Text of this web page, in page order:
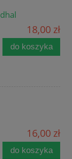
18,00 zł
do koszyka
16,00 zł
do koszyka